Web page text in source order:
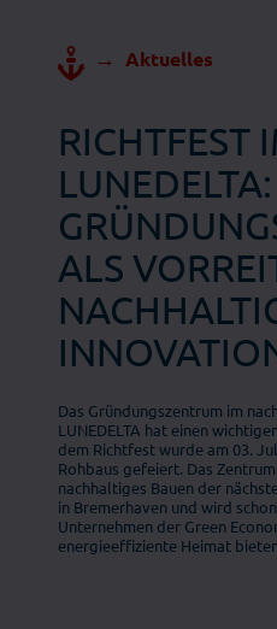
→ Aktuelles
RICHTFEST
ALS
Das Gründungszentrum im
LUNEDELTA hat einen
dem Richtfest wurde am 03.
Rohbaus gefeiert. Das
nachhaltiges Bauen der
in Bremerhaven und wird
Unternehmen der Green
energieeffiziente Heimat